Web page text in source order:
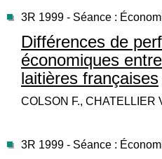
3R 1999 - Séance :
Différences de
économiques
laitières françaises
COLSON F., CHATELLIER
3R 1999 - Séance :